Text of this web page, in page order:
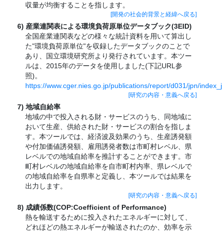
収量が均衡することを指します。
[開発の社会的背景と経緯へ戻る]
産業連関表による環境負荷原単位データブック(3EID)
全国産業連関表などの様々な統計資料を用いて算出し
た"環境負荷原単位"を収録したデータブックのことで
あり、国立環境研究所より発行されています。本ツー
ルは、2015年のデータを使用しました(下記URL参
照)。
https://www.cger.nies.go.jp/publications/report/d031/jpn/
[研究の内容・意義へ戻る]
地域自給率
地域の中で投入される財・サービスのうち、同地域に
おいて生産、供給された財・サービスの割合を指しま
す。本ツールでは、経済波及効果のうち、生産誘発額
や付加価値誘発額、雇用誘発者数は市町村レベル、県
レベルでの地域自給率を推計することができます。市
町村レベルの地域自給率を自市町村内率、県レベルで
の地域自給率を自県率と定義し、本ツールでは結果を
出力します。
[研究の内容・意義へ戻る]
成績係数(COP:Coefficient of Performance)
熱を輸送するために投入されたエネルギーに対して、
どれほどの熱エネルギーが輸送されたのか、効率を示